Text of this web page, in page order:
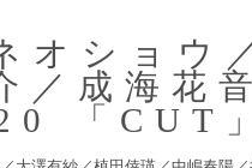
オショウ
介／成海
「CUT